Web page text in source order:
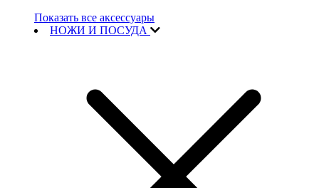
Показать все аксессуары
НОЖИ И ПОСУДА